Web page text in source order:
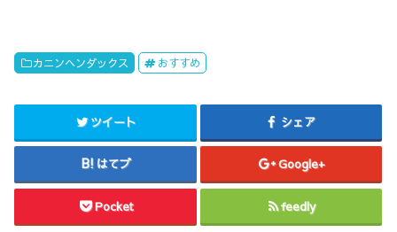
カニンヘンダックス おすすめ
ツイート シェア
はてブ Google+
Pocket feedly